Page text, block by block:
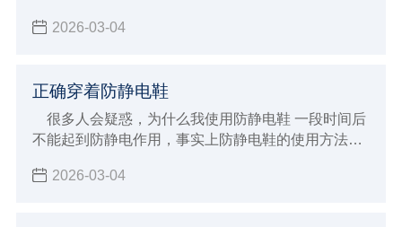
的洁净度上有如此高的要求，今天，小编和大家了解
2026-03-04
正确穿着防静电鞋
很多人会疑惑，为什么我使用防静电鞋 一段时间后
不能起到防静电作用，事实上防静电鞋的使用方法很
如何正确使用呢？
2026-03-04